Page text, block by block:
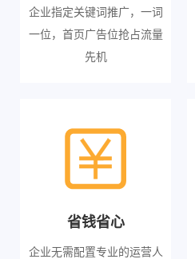
企业指定关键词推广，一词
一位，首页广告位抢占流量
先机
省钱省心
企业无需配置专业的运营人